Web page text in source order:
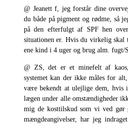
@ Jeanett f, jeg forstår dine
du både på pigment og rødme, så
på den efterfulgt af SPF hen
situationen er. Hvis du virkelig skal
ene kind i 4 uger og brug alm. fugt/
@ ZS, det er et minefelt af
systemet kan der ikke måles for
være bekendt at ulejlige dem, hvis
lægen under alle omstændigheder
mig de kosttilskud som vi ved
mængdeangivelser, har jeg